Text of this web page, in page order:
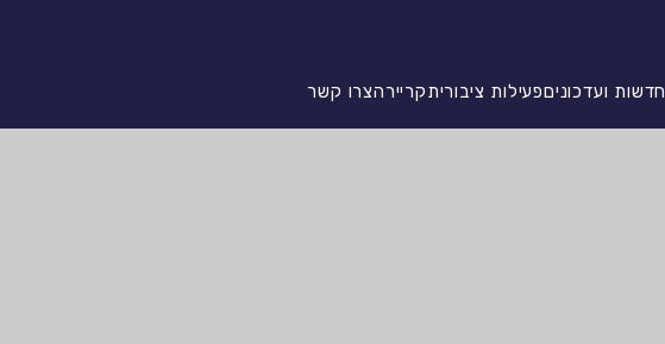
חדשות ועדכוניםפעילות ציבוריתקריירהצרו קשר